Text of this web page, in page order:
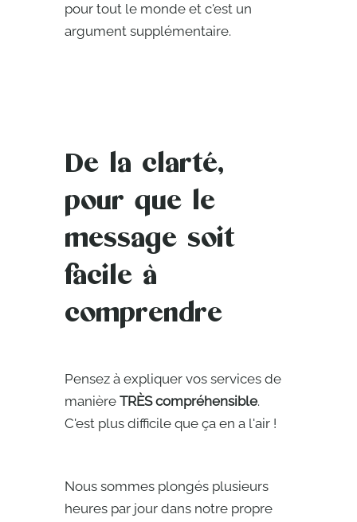
pour tout le monde et c'est un
argument supplémentaire.
De la clarté,
pour que le
message soit
facile à
comprendre
Pensez à expliquer vos services de
manière TRÈS compréhensible.
C'est plus difficile que ça en a l'air !
Nous sommes plongés plusieurs
heures par jour dans notre propre